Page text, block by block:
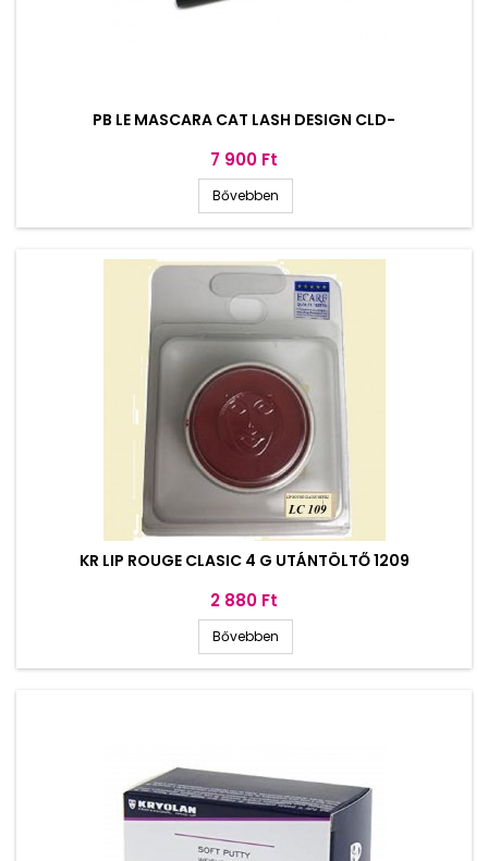
PB LE MASCARA CAT LASH DESIGN CLD-
Ár
7 900 Ft
Bővebben
KR LIP ROUGE CLASIC 4 G UTÁNTÖLTŐ 1209
Ár
2 880 Ft
Bővebben